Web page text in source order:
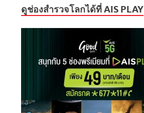
ดูช่องสำรวจโลกได้ที่ AIS PLAY